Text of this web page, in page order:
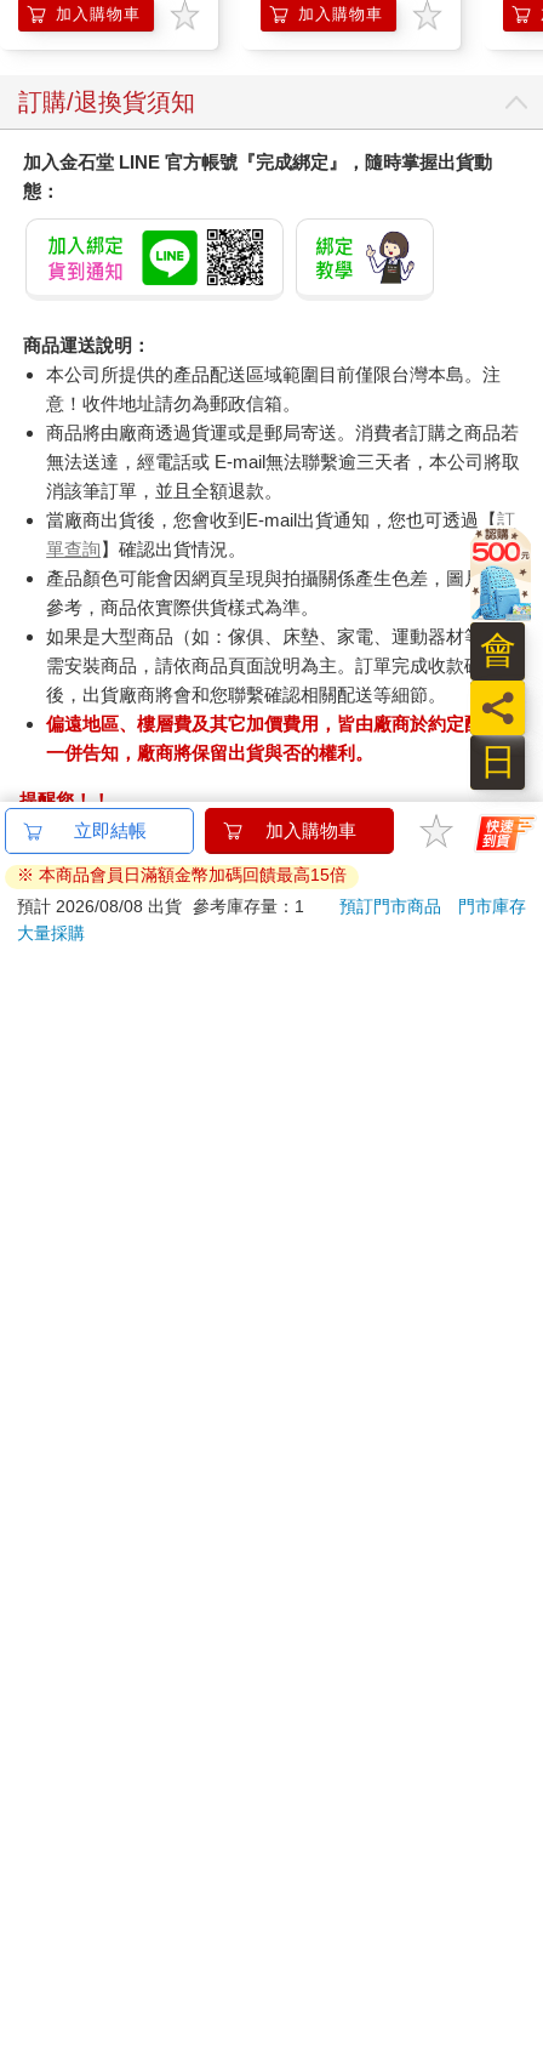
加入購物車 加入購物車
訂購/退換貨須知
加入金石堂 LINE 官方帳號『完成綁定』，隨時掌握出貨動
態：
商品運送說明：
本公司所提供的產品配送區域範圍目前僅限台灣本島。注
意！收件地址請勿為郵政信箱。
商品將由廠商透過貨運或是郵局寄送。消費者訂購之商品若
無法送達，經電話或 E-mail無法聯繫逾三天者，本公司將取
消該筆訂單，並且全額退款。
當廠商出貨後，您會收到E-mail出貨通知，您也可透過【訂
單查詢】確認出貨情況。
產品顏色可能會因網頁呈現與拍攝關係產生色差，圖片僅供
參考，商品依實際供貨樣式為準。
如果是大型商品（如：傢俱、床墊、家電、運動器材等）及
需安裝商品，請依商品頁面說明為主。訂單完成收款確認
後，出貨廠商將會和您聯繫確認相關配送等細節。
偏遠地區、樓層費及其它加價費用，皆由廠商於約定配送時
一併告知，廠商將保留出貨與否的權利。
提醒您！！
金石堂及銀行均不會請您操作ATM! 如接獲電話要求您前往
ATM提款機，請不要聽從指示，以免受騙上當！
退換貨須知：
**提醒您，鑑賞期不等於試用期，退回商品須為全新狀態**
立即結帳 加入購物車
※ 本商品會員日滿額金幣加碼回饋最高15倍
預計 2026/08/08 出貨 參考庫存量：1 預訂門市商品
門市庫存
大量採購
日
員
會